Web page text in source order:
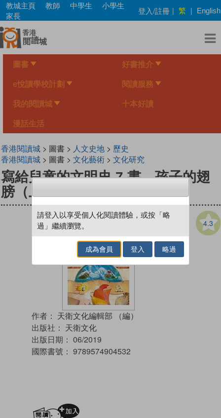
Skip
main
content
教城主頁 教師 中學生
小學生
家長
登入/註冊 | 繁 | English
圖書 好書推介
e悅讀學校計劃 閱讀服務
我的閱讀城 十本好讀
漫話生活
香港閱讀城> 圖書 > 人文史地> 歷史
香港閱讀城> 圖書 > 文化藝術> 文化研究
寫給兒童的文明史 7 書．孩子的翅
膀（上）
4.3
作者： 天衛文化編輯部 （編）
出版社： 天衛文化
出版日期： 06/2019
國際書號： 9789574904532
請登入以享受個人化閱讀體驗，或按「略
過」繼續瀏覽。
成為會員 登入 略過